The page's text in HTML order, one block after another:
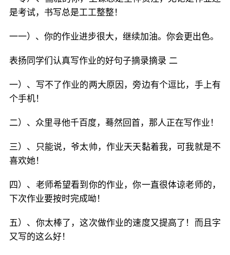
是考试，书写总是工工整整！
一一）、你的作业进步很大，继续加油。你会更出色。
表扬同学们认真写作业的好句子摘录摘录 二
一）、写不了作业的两大原因，旁边有个逗比，手上有
个手机！
二）、众里寻他千百度，蓦然回首，那人正在写作业！
三）、只能说，爷太帅，作业天天黏着我，可我就是不
喜欢她！
四）、老师希望看到你的作业，你一直很体谅老师的，
下次作业要按时完成呦！
五）、你太棒了，这次做作业的速度又提高了！而且字
又写的这么好！